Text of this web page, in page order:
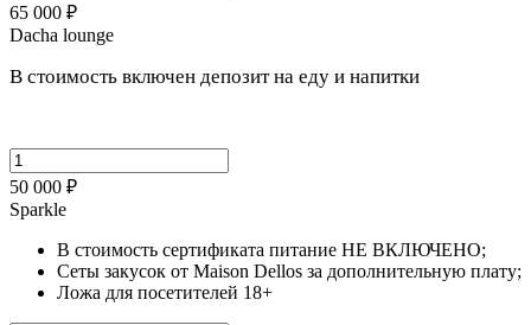
65 000 ₽
Dacha lounge
В стоимость включен депозит на еду и напитки
50 000 ₽
Sparkle
В стоимость сертификата питание НЕ ВКЛЮЧЕНО;
Сеты закусок от Maison Dellos за дополнительную плату;
Ложа для посетителей 18+